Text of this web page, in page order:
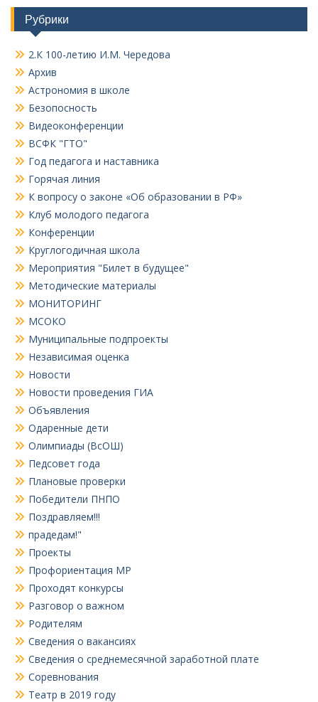
Рубрики
2.К 100-летию И.М. Чередова
Архив
Астрономия в школе
Безопосность
Видеоконференции
ВСФК "ГТО"
Год педагога и наставника
Горячая линия
К вопросу о законе «Об образовании в РФ»
Клуб молодого педагога
Конференции
Круглогодичная школа
Мероприятия "Билет в будущее"
Методические материалы
МОНИТОРИНГ
МСОКО
Муниципальные подпроекты
Независимая оценка
Новости
Новости проведения ГИА
Объявления
Одаренные дети
Олимпиады (ВсОШ)
Педсовет года
Плановые проверки
Победители ПНПО
Поздравляем!!!
прадедам!"
Проекты
Профориентация МР
Проходят конкурсы
Разговор о важном
Родителям
Сведения о вакансиях
Сведения о среднемесячной заработной плате
Соревнования
Театр в 2019 году